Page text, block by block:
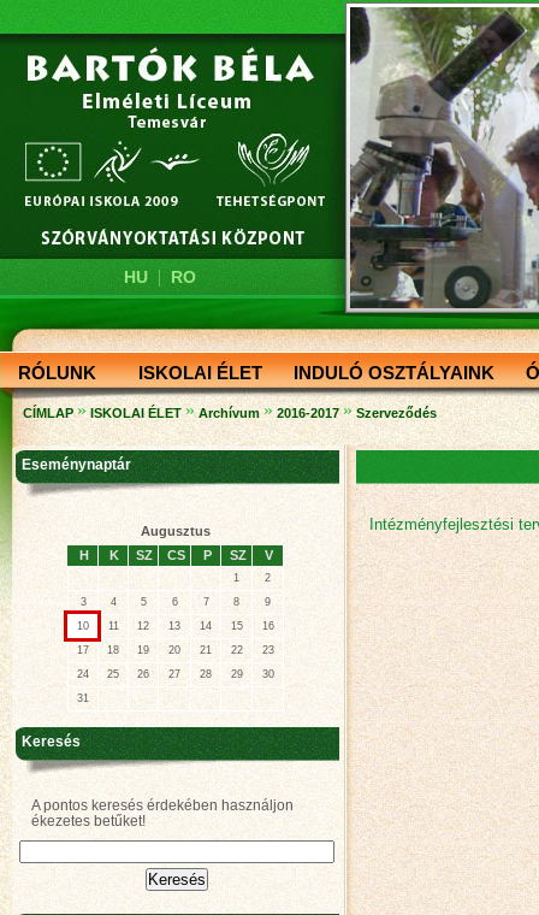
HU| RO
RÓLUNK ISKOLAI ÉLET INDULÓ OSZTÁLYAINK
CÍMLAP » ISKOLAI ÉLET » Archívum » 2016-2017 » Szerveződés
Intézményfejlesztési
Eseménynaptár
Augusztus
H
K SZ CS P SZ V
1
2
3
4 5 6 7 8
9
10
11 12 13 14 15
16
17
18 19 20 21 22
23
24
25 26 27 28 29
30
31
Keresés
A pontos keresés érdekében használjon
ékezetes betűket!